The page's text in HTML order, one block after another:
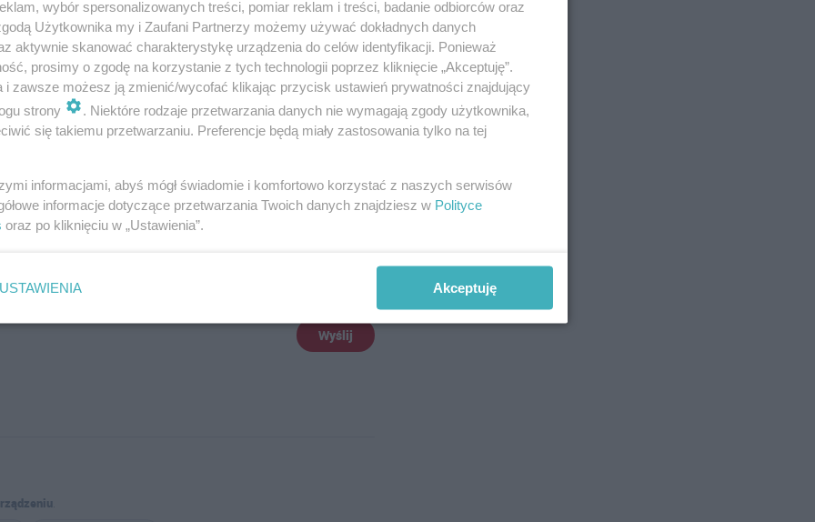
muzyczne, czy dopiero zaczynasz, zajęcia
Wyślij
.
wybór spersonalizowanych treści, pomiar reklam i treści, badanie odbiorców oraz
Użytkownika my i Zaufani Partnerzy możemy używać dokładnych danych
aktywnie skanować charakterystykę urządzenia do celów identyfikacji. Ponieważ
prosimy o zgodę na korzystanie z tych technologii poprzez kliknięcie „Akceptuję”.
i zawsze możesz ją zmienić/wycofać klikając przycisk ustawień prywatności znajdujący
strony
. Niektóre rodzaje przetwarzania danych nie wymagają zgody użytkownika,
się takiemu przetwarzaniu. Preferencje będą miały zastosowania tylko na tej
informacjami, abyś mógł świadomie i komfortowo korzystać z naszych serwisów
informacje dotyczące przetwarzania Twoich danych znajdziesz w Polityce
oraz po kliknięciu w „Ustawienia”.
USTAWIENIA Akceptuję